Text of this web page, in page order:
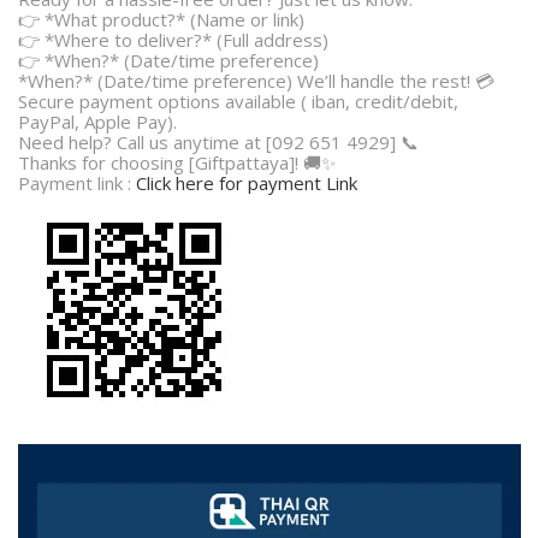
👉 *What product?* (Name or link)
👉 *Where to deliver?* (Full address)
👉 *When?* (Date/time preference)
*When?* (Date/time preference) We’ll handle the rest! 💳
Secure payment options available ( iban, credit/debit,
PayPal, Apple Pay).
Need help? Call us anytime at [092 651 4929] 📞
Thanks for choosing [Giftpattaya]! 🚚✨
Payment link : Click here for payment Link